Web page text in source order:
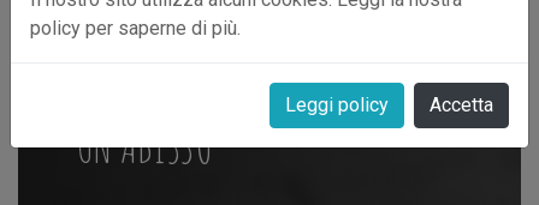
policy per saperne di più.
Leggi policy Accetta
UN ABISSO